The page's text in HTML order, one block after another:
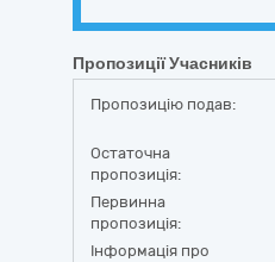
Пропозиції Учасників
Пропозицію подав:
Остаточна
пропозиція:
Первинна
пропозиція:
Інформація про